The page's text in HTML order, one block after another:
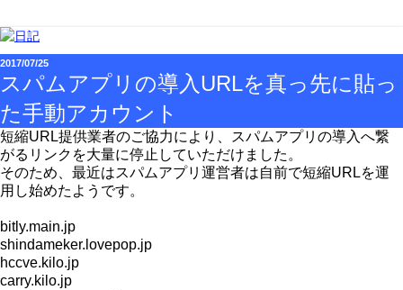
2017/07/25
スパムアプリの導入URLを真っ先に貼っ
た手動アカウント
短縮URL提供業者のご協力により、スパムアプリの導入へ繋
がるリンクを大量に停止していただけました。
そのため、最近はスパムアプリ運営者は自前で短縮URLを運
用し始めたようです。
bitly.main.jp
shindameker.lovepop.jp
hccve.kilo.jp
carry.kilo.jp